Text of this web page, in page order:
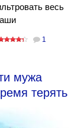
весь
1
мужа
терять